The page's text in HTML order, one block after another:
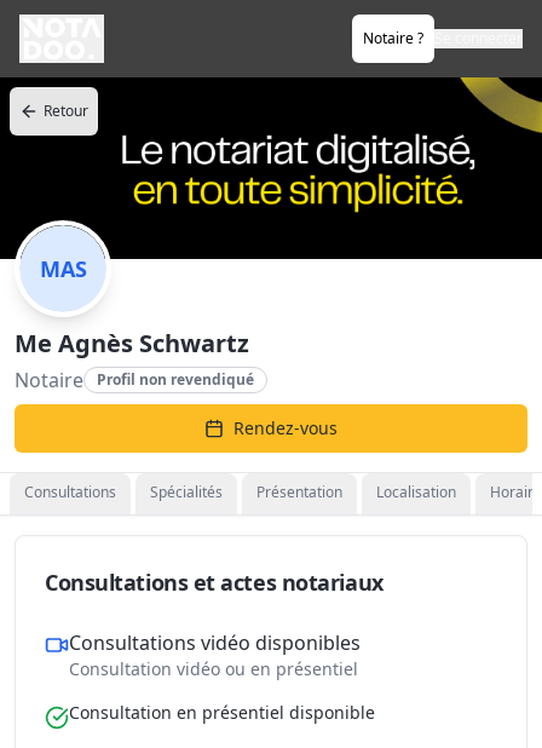
Notaire ?
Retour
MAS
Me Agnès Schwartz
Notaire Profil non revendiqué
Rendez-vous
Consultations Spécialités Présentation Localisation
Consultations et actes notariaux
Consultations vidéo disponibles
Consultation vidéo ou en présentiel
Consultation en présentiel disponible